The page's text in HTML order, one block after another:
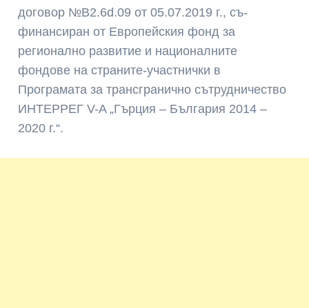
договор №В2.6d.09 от 05.07.2019 г., съ-
финансиран от Европейския фонд за
регионално развитие и националните
фондове на страните-участнички в
Програмата за трансгранично сътрудничество
ИНТЕРРЕГ V-A „Гърция – България 2014 –
2020 г.“.